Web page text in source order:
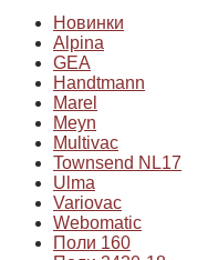
Новинки
Alpina
GEA
Handtmann
Marel
Meyn
Multivac
Townsend NL17
Ulma
Variovac
Webomatic
Поли 160